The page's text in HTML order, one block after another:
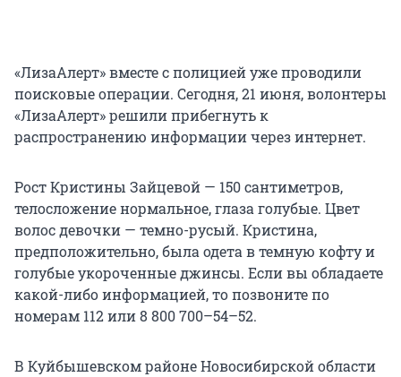
«ЛизаАлерт» вместе с полицией уже проводили
поисковые операции. Сегодня, 21 июня, волонтеры
«ЛизаАлерт» решили прибегнуть к
распространению информации через интернет.
Рост Кристины Зайцевой — 150 сантиметров,
телосложение нормальное, глаза голубые. Цвет
волос девочки — темно-русый. Кристина,
предположительно, была одета в темную кофту и
голубые укороченные джинсы. Если вы обладаете
какой-либо информацией, то позвоните по
номерам 112 или 8 800 700–54–52.
В Куйбышевском районе Новосибирской области